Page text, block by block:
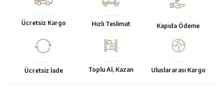
Ücretsiz Kargo Hızlı Teslimat Kapıda Ödeme
Ücretsiz İade Toplu Al, Kazan Uluslararası Kargo